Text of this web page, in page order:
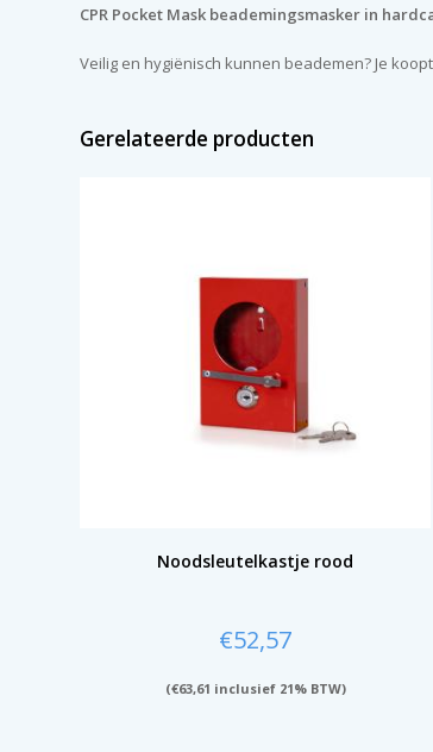
CPR Pocket Mask beademingsmasker in
Veilig en hygiënisch kunnen beademen? Je
Gerelateerde producten
Noodsleutelkastje rood
€52,57
(€63,61 inclusief 21% BTW)